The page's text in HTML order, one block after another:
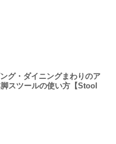
グ・ダイニングまわりのア
スツールの使い方【Stool